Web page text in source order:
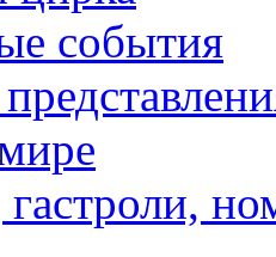
события